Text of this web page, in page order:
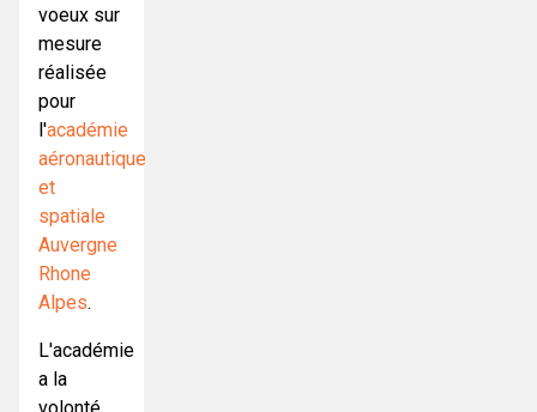
voeux sur
mesure
réalisée
pour
l'académie
aéronautique
et
spatiale
Auvergne
Rhone
Alpes.
L'académie
a la